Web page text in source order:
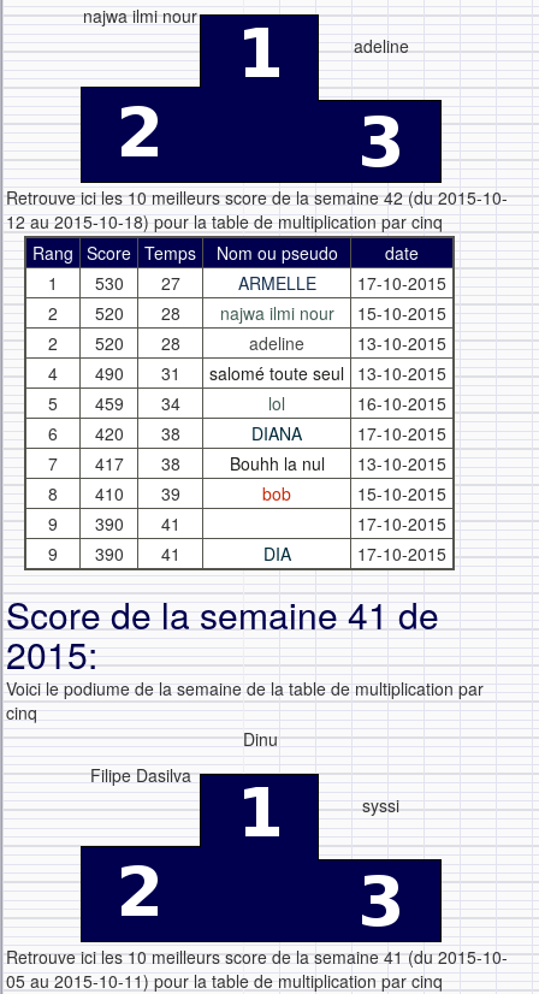
najwa ilmi nour
adeline
Retrouve ici les 10 meilleurs score de la semaine 42 (du 2015-10-
12 au 2015-10-18) pour la table de multiplication par cinq
Rang Score Temps Nom ou pseudo
date
1
530 27 ARMELLE
17-10-2015
2
520 28 najwa ilmi nour
15-10-2015
2
520 28 adeline
13-10-2015
4
490 31 salomé toute seul 13-10-2015
5
459 34 lol
16-10-2015
6
420 38 DIANA
17-10-2015
7
417 38 Bouhh la nul
13-10-2015
8
410 39 bob
15-10-2015
9
390 41
17-10-2015
9
390 41 DIA 17-10-2015
Score de la semaine 41 de
2015:
Voici le podiume de la semaine de la table de multiplication par
cinq
Filipe Dasilva
Dinu
syssi
Retrouve ici les 10 meilleurs score de la semaine 41 (du 2015-10-
05 au 2015-10-11) pour la table de multiplication par cinq